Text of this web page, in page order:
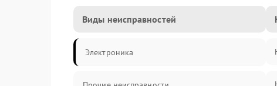
Виды неисправностей
Электроника